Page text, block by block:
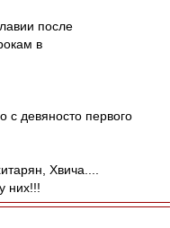
после
в
с девяносто первого
Хвича....
них!!!